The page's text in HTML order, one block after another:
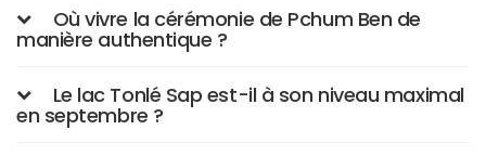
Où vivre la cérémonie de Pchum Ben de
manière authentique ?
Le lac Tonlé Sap est-il à son niveau maximal
en septembre ?